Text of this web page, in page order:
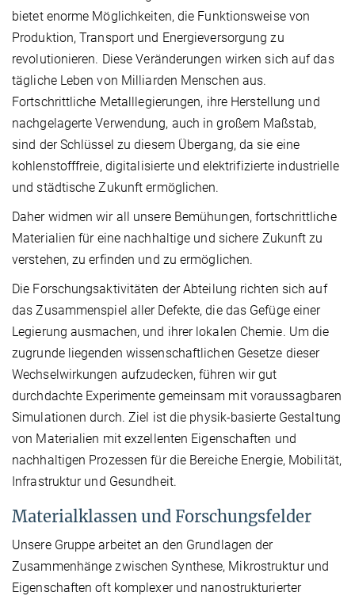
bietet enorme Möglichkeiten, die Funktionsweise von
Produktion, Transport und Energieversorgung zu
revolutionieren. Diese Veränderungen wirken sich auf das
tägliche Leben von Milliarden Menschen aus.
Fortschrittliche Metalllegierungen, ihre Herstellung und
nachgelagerte Verwendung, auch in großem Maßstab,
sind der Schlüssel zu diesem Übergang, da sie eine
kohlenstofffreie, digitalisierte und elektrifizierte industrielle
und städtische Zukunft ermöglichen.
Daher widmen wir all unsere Bemühungen, fortschrittliche
Materialien für eine nachhaltige und sichere Zukunft zu
verstehen, zu erfinden und zu ermöglichen.
Die Forschungsaktivitäten der Abteilung richten sich auf
das Zusammenspiel aller Defekte, die das Gefüge einer
Legierung ausmachen, und ihrer lokalen Chemie. Um die
zugrunde liegenden wissenschaftlichen Gesetze dieser
Wechselwirkungen aufzudecken, führen wir gut
durchdachte Experimente gemeinsam mit voraussagbaren
Simulationen durch. Ziel ist die physik-basierte Gestaltung
von Materialien mit exzellenten Eigenschaften und
nachhaltigen Prozessen für die Bereiche Energie, Mobilität,
Infrastruktur und Gesundheit.
Materialklassen und Forschungsfelder
Unsere Gruppe arbeitet an den Grundlagen der
Zusammenhänge zwischen Synthese, Mikrostruktur und
Eigenschaften oft komplexer und nanostrukturierter